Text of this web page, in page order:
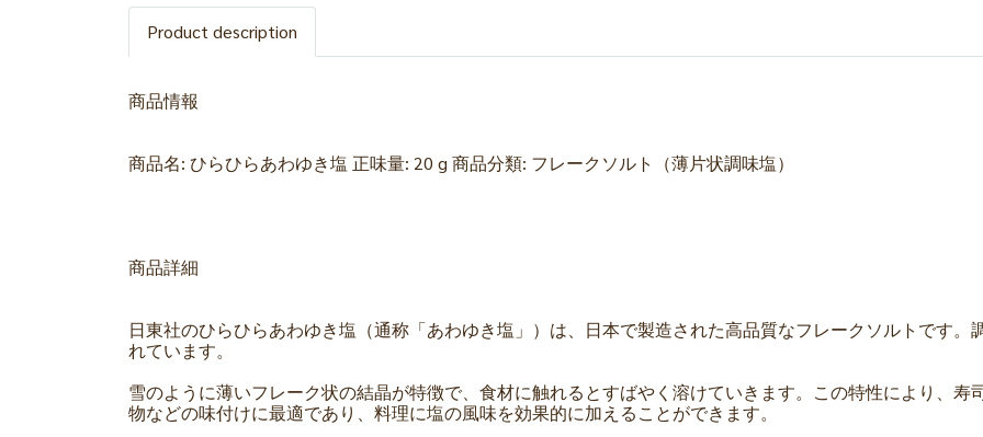
Product description
商品情報
商品名: ひらひらあわゆき塩 正味量: 20 g 商品分類: フレークソルト（薄片状調味塩）
商品詳細
日東社のひらひらあわゆき塩（通称「あわゆき塩」）は、日本で製造された高品質なフレークソルトです。
れています。
雪のように薄いフレーク状の結晶が特徴で、食材に触れるとすばやく溶けていきます。この特性により、
物などの味付けに最適であり、料理に塩の風味を効果的に加えることができます。